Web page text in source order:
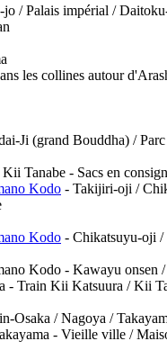
/ Palais impérial /
les collines autour
Ji (grand Bouddha) /
Tanabe - Sacs en
Kodo - Takijiri-oji /
Kodo - Chikatsuyu-oji /
Kodo - Kawayu onsen /
- Train Kii Katsuura / Kii
Osaka / Nagoya /
- Vieille ville /